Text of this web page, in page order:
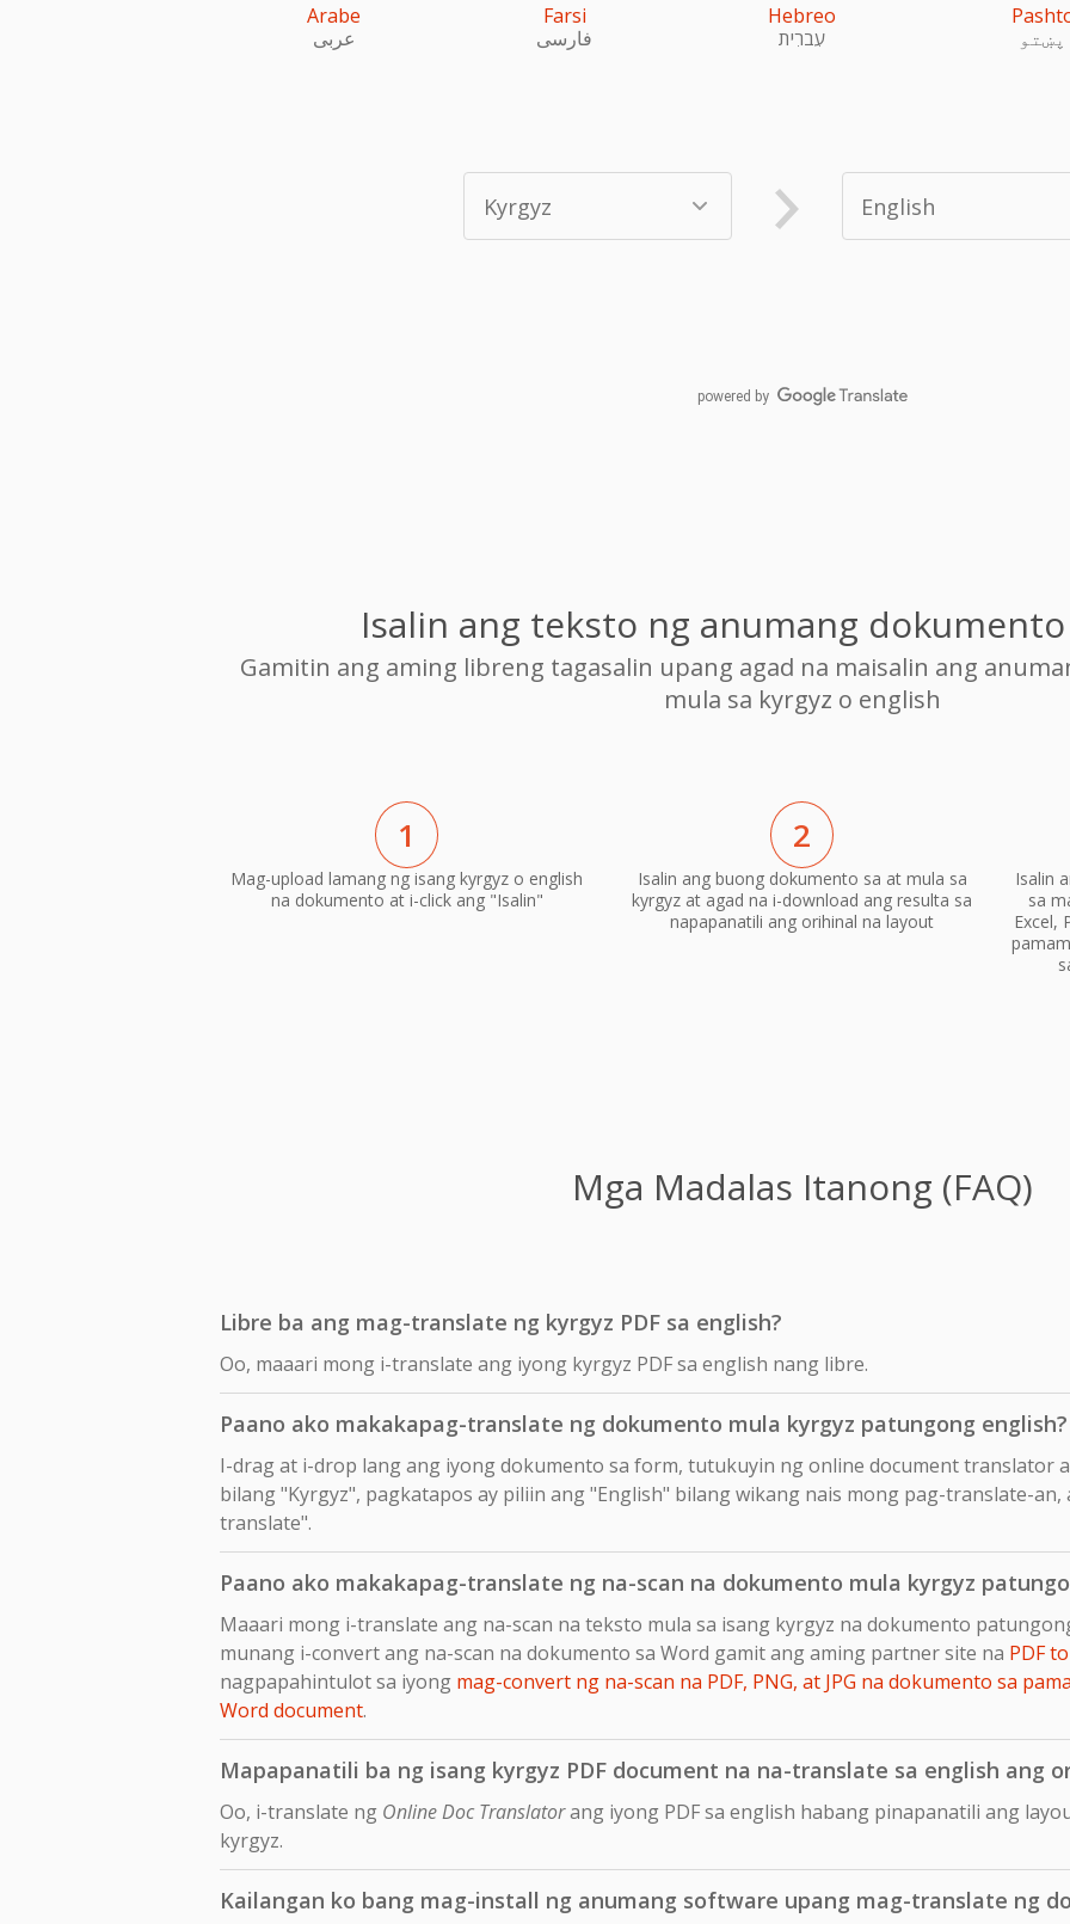
Arabe
عربى
Farsi
فارسی
Hebreo
עִברִית
پښتو
powered by
Isalin ang teksto ng anumang
Gamitin ang aming libreng tagasalin upang agad na maisalin ang
mula sa kyrgyz o english
1
Mag-upload lamang ng isang kyrgyz o english
na dokumento at i-click ang "Isalin"
2
Isalin ang buong dokumento sa at mula sa
kyrgyz at agad na i-download ang resulta sa
napapanatili ang orihinal na layout
Isalin
sa
Excel,
Mga Madalas Itanong (FAQ)
Libre ba ang mag-translate ng kyrgyz PDF sa english?
Oo, maaari mong i-translate ang iyong kyrgyz PDF sa english nang libre.
Paano ako makakapag-translate ng dokumento mula kyrgyz patungong english?
I-drag at i-drop lang ang iyong dokumento sa form, tutukuyin ng online document translator
bilang "Kyrgyz", pagkatapos ay piliin ang "English" bilang wikang nais mong pag-translate-
translate".
Paano ako makakapag-translate ng na-scan na dokumento mula kyrgyz
Maaari mong i-translate ang na-scan na teksto mula sa isang kyrgyz na dokumento
munang i-convert ang na-scan na dokumento sa Word gamit ang aming partner site na PDF
nagpapahintulot sa iyong mag-convert ng na-scan na PDF, PNG, at JPG na dokumento sa
Word document.
Mapapanatili ba ng isang kyrgyz PDF document na na-translate sa english ang
Oo, i-translate ng Online Doc Translatorang iyong PDF sa english habang pinapanatili ang
kyrgyz.
Kailangan ko bang mag-install ng anumang software upang mag-translate ng